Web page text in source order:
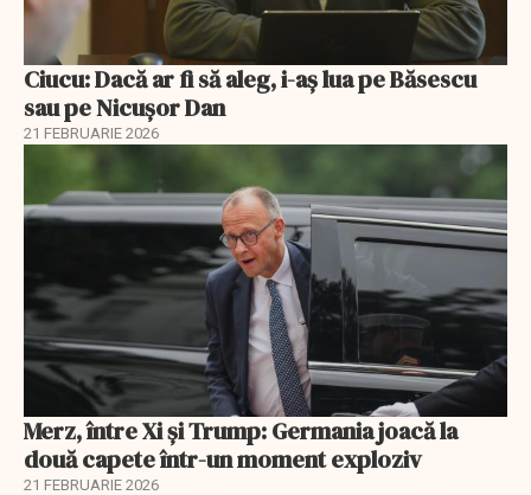
Ciucu: Dacă ar fi să aleg, i-aș lua pe Băsescu
sau pe Nicușor Dan
21 FEBRUARIE 2026
Merz, între Xi și Trump: Germania joacă la
două capete într-un moment exploziv
21 FEBRUARIE 2026